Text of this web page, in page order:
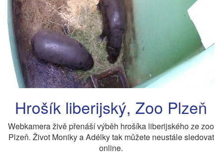
Hrošík liberijský, Zoo Plzeň
Webkamera živě přenáší výběh hrošíka liberijského ze zoo
Plzeň. Život Moniky a Adélky tak můžete neustále sledovat
online.